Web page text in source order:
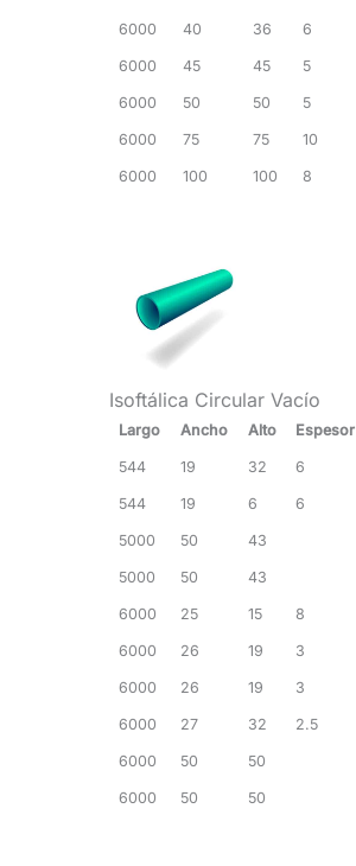
6000 40 36 6
6000 45 45 5
6000 50 50 5
6000 75 75 10
6000 100 100 8
Isoftálica Circular Vacío
Largo Ancho Alto Espesor
544 19 32 6
544 19 6 6
5000 50 43
5000 50 43
6000 25 15 8
6000 26 19 3
6000 26 19 3
6000 27 32 2.5
6000 50 50
6000 50 50